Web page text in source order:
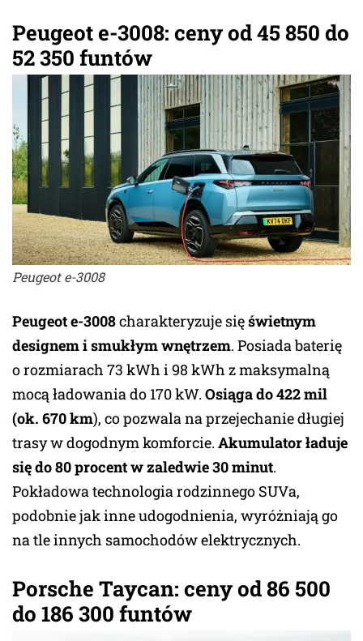
Peugeot e-3008: ceny od 45 850 do
52 350 funtów
Peugeot e-3008
Peugeot e-3008charakteryzuje sięświetnym
designem i smukłym wnętrzem. Posiada baterię
o rozmiarach 73 kWh i 98 kWh z maksymalną
mocą ładowania do 170 kW. Osiąga do 422 mil
(ok. 670 km), co pozwala na przejechanie długiej
trasy w dogodnym komforcie. Akumulator ładuje
się do 80 procent w zaledwie 30 minut.
Pokładowa technologia rodzinnego SUVa,
podobnie jak inne udogodnienia, wyróżniają go
na tle innych samochodów elektrycznych.
Porsche Taycan: ceny od 86 500
do 186 300 funtów